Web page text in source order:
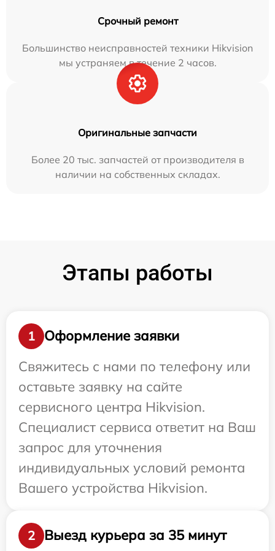
Срочный ремонт
Большинство неисправностей техники Hikvision
мы устраняем в течение 2 часов.
Оригинальные запчасти
Более 20 тыс. запчастей от производителя в
наличии на собственных складах.
Этапы работы
1
Оформление заявки
Свяжитесь с нами по телефону или
оставьте заявку на сайте
сервисного центра Hikvision.
Специалист сервиса ответит на Ваш
запрос для уточнения
индивидуальных условий ремонта
Вашего устройства Hikvision.
2 Выезд курьера за 35 минут